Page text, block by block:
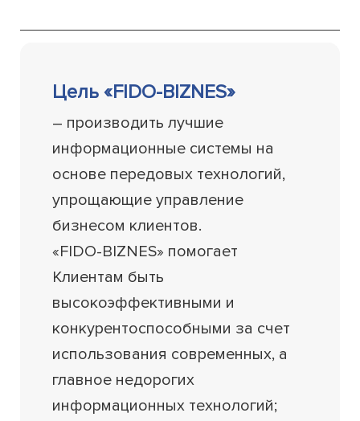
Цель «FIDO-BIZNES»
– производить лучшие
информационные системы на
основе передовых технологий,
упрощающие управление
бизнесом клиентов.
«FIDO-BIZNES» помогает
Клиентам быть
высокоэффективными и
конкурентоспособными за счет
использования современных, а
главное недорогих
информационных технологий;